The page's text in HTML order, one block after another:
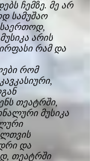
ჩემზე. მე არ
სამუშაო
საერთოდ,
არის
რამ და
რომ
თეატრში,
მუსიკა
და
თეატრში